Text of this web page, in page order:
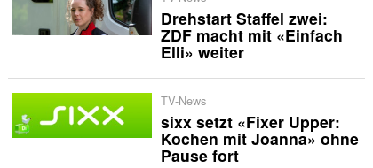
Drehstart Staffel zwei:
ZDF macht mit «Einfach
Elli» weiter
TV-News
sixx setzt «Fixer Upper:
Kochen mit Joanna» ohne
Pause fort